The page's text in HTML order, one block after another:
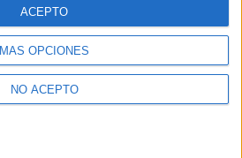
MÁS OPCIONES
NO ACEPTO
ACEPTO